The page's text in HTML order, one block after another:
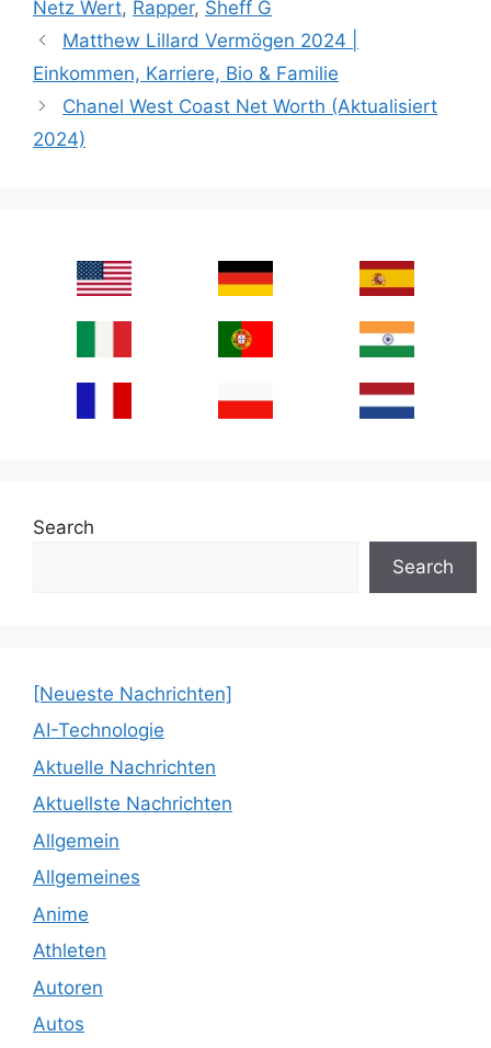
Netz Wert, Rapper, Sheff G
Matthew Lillard Vermögen 2024 |
Einkommen, Karriere, Bio & Familie
Chanel West Coast Net Worth (Aktualisiert
2024)
Search
Search
[Neueste Nachrichten]
AI-Technologie
Aktuelle Nachrichten
Aktuellste Nachrichten
Allgemein
Allgemeines
Anime
Athleten
Autoren
Autos